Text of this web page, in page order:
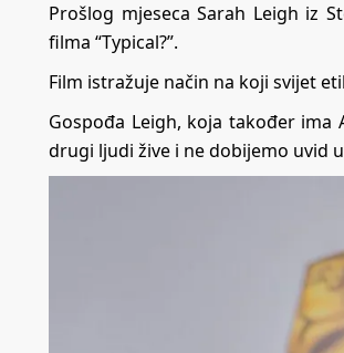
Prošlog mjeseca Sarah Leigh iz
filma “Typical?”.
Film istražuje način na koji svijet
Gospođa Leigh, koja također ima
drugi ljudi žive i ne dobijemo uvid